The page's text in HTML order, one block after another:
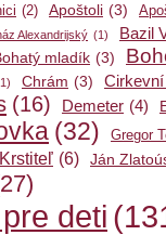
(2) Apoštoli (3)
Alexandrijský (1) Bazil
mladík (3)
Chrám (3)
(16) Demeter (4)
(32) Gregor
(6) Ján
deti